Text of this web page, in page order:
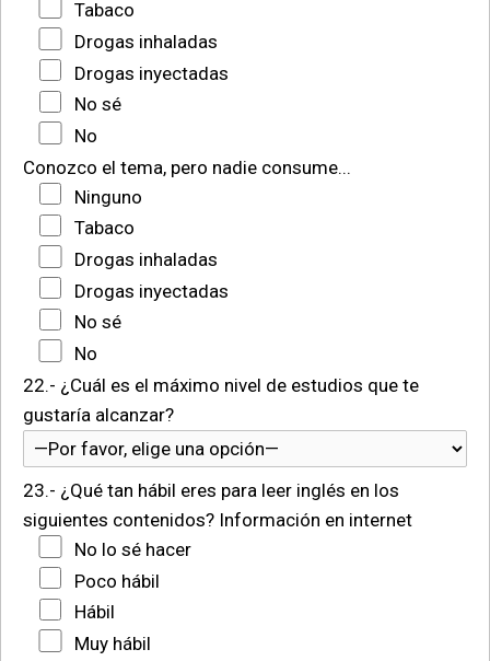
Tabaco
Drogas inhaladas
Drogas inyectadas
No sé
No
Conozco el tema, pero nadie consume...
Ninguno
Tabaco
Drogas inhaladas
Drogas inyectadas
No sé
No
22.- ¿Cuál es el máximo nivel de estudios que te
gustaría alcanzar?
23.- ¿Qué tan hábil eres para leer inglés en los
siguientes contenidos? Información en internet
No lo sé hacer
Poco hábil
Hábil
Muy hábil